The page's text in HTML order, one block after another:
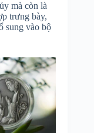
mà còn là
trưng bày,
sung vào bộ